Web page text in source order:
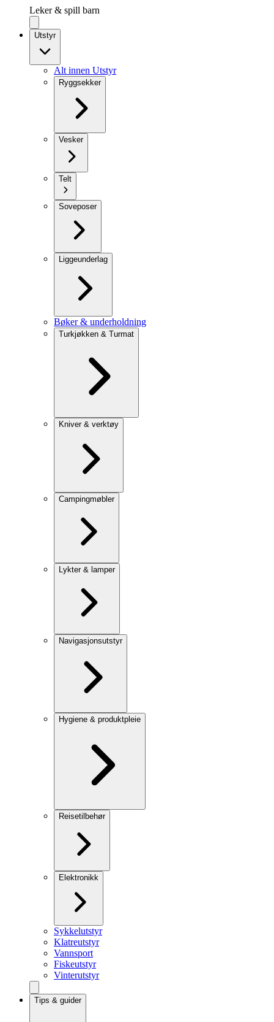
Leker & spill barn
Utstyr
Alt innen Utstyr
Ryggsekker
Vesker
Telt
Soveposer
Liggeunderlag
Bøker & underholdning
Turkjøkken & Turmat
Kniver & verktøy
Campingmøbler
Lykter & lamper
Navigasjonsutstyr
Hygiene & produktpleie
Reisetilbehør
Elektronikk
Sykkelutstyr
Klatreutstyr
Vannsport
Fiskeutstyr
Vinterutstyr
Tips & guider